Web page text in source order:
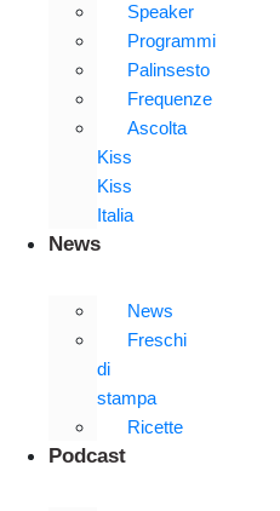
Speaker
Programmi
Palinsesto
Frequenze
Ascolta
Kiss
Kiss
Italia
News
News
Freschi
di
stampa
Ricette
Podcast